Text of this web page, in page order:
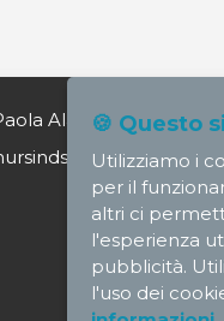
Alagia🍪 Questo
Utilizziamo i
per il
altri ci
l'esperienza
pubblicità.
l'uso dei